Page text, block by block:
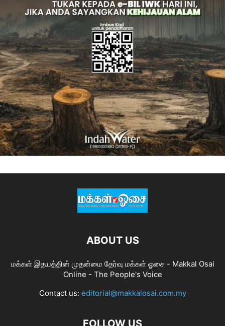
ABOUT US
மக்கள் இதயத்தின் முதன்மை தேர்வு மக்கள் ஓசை - Makkal Osai
Online - The People's Voice
Contact us: editorial@makkalosai.com.my